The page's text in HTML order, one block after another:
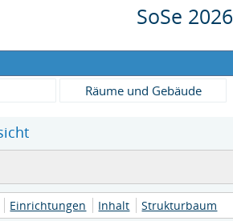
SoSe 2026
Räume und Gebäude
Einrichtungen Inhalt Strukturbaum